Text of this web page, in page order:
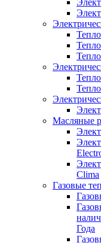
Масляные
Clima
Газовые
Года